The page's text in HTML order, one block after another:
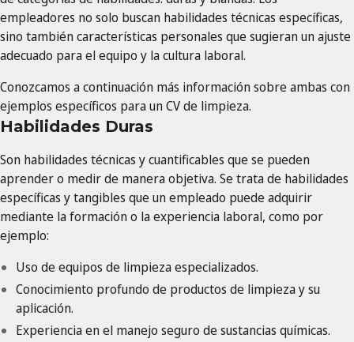
empleadores no solo buscan habilidades técnicas específicas,
sino también características personales que sugieran un ajuste
adecuado para el equipo y la cultura laboral.
Conozcamos a continuación más información sobre ambas con
ejemplos específicos para un CV de limpieza.
Habilidades Duras
Son habilidades técnicas y cuantificables que se pueden
aprender o medir de manera objetiva. Se trata de habilidades
específicas y tangibles que un empleado puede adquirir
mediante la formación o la experiencia laboral, como por
ejemplo:
Uso de equipos de limpieza especializados.
Conocimiento profundo de productos de limpieza y su
aplicación.
Experiencia en el manejo seguro de sustancias químicas.